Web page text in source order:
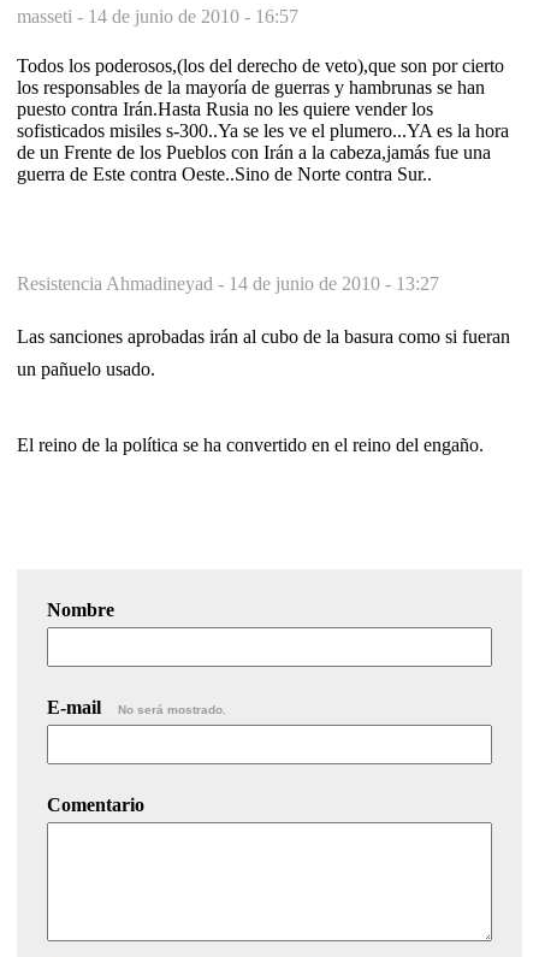
masseti - 14 de junio de 2010 - 16:57
Todos los poderosos,(los del derecho de veto),que son por cierto
los responsables de la mayoría de guerras y hambrunas se han
puesto contra Irán.Hasta Rusia no les quiere vender los
sofisticados misiles s-300..Ya se les ve el plumero...YA es la hora
de un Frente de los Pueblos con Irán a la cabeza,jamás fue una
guerra de Este contra Oeste..Sino de Norte contra Sur..
Resistencia Ahmadineyad - 14 de junio de 2010 - 13:27
Las sanciones aprobadas irán al cubo de la basura como si fueran
un pañuelo usado.
El reino de la política se ha convertido en el reino del engaño.
Nombre
E-mail No será mostrado.
Comentario